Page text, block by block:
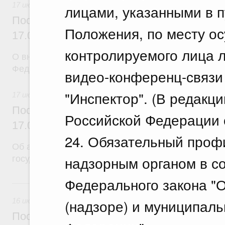
лицами, указанными в
Положения, по месту
контролируемого лица
видео-конференц-
"Инспектор". (В
Российской
24. Обязательный
надзорным органом в
Федерального закона
(надзоре) и
Постановление Правительства
17.07.2026 г. № 902
О внесении изменений в постановление
Постановление Правительства
17.07.2026 г. № 901
Об авансировании
государственного контракта
16 июля, четверг
Постановление Правительства